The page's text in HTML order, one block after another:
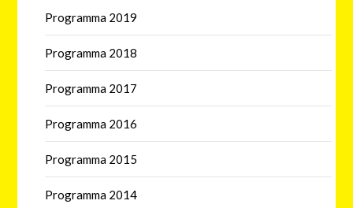
Programma 2019
Programma 2018
Programma 2017
Programma 2016
Programma 2015
Programma 2014